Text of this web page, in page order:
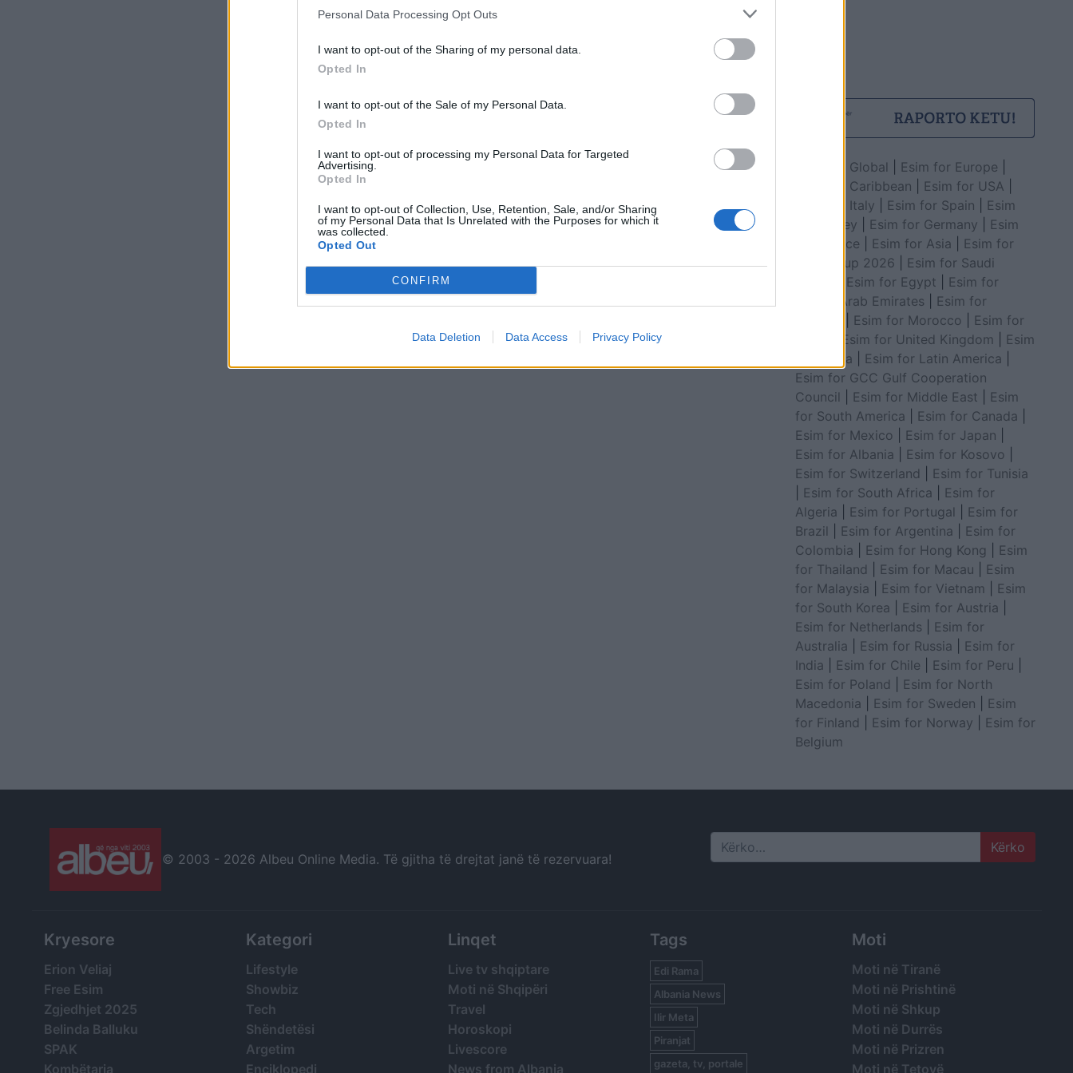
Personal Data Processing Opt Outs
I want to opt-out of the Sharing of my personal data.
Opted In
I want to opt-out of the Sale of my Personal Data.
Opted In
I want to opt-out of processing my Personal Data for Targeted
Advertising.
Opted In
I want to opt-out of Collection, Use, Retention, Sale, and/or Sharing
of my Personal Data that Is Unrelated with the Purposes for which it
was collected.
Opted Out
CONFIRM
Data Deletion Data Access Privacy Policy
Esim for Global Esim for Europe
Esim for Caribbean
Esim for USA
Esim for Italy
Esim for Spain
Esim
for Turkey
Esim for Germany
Esim
for Greece
Esim for Asia
Esim for
World Cup 2026
Esim for Saudi
Esim for Egypt
Esim for
United Arab Emirates
Esim for
Esim for Morocco
Esim for
Esim for United Kingdom
Esim
for Africa
Esim for Latin America
Esim for GCC Gulf Cooperation
Council
Esim for Middle East
Esim
for South America
Esim for Canada
Esim for Mexico
Esim for Japan
Esim for Albania
Esim for Kosovo
Esim for Switzerland
Esim for Tunisia
Esim for South Africa
Esim for
Algeria
Esim for Portugal
Esim for
Brazil
Esim for Argentina
Esim for
Colombia
Esim for Hong Kong
Esim
for Thailand
Esim for Macau
Esim
for Malaysia
Esim for Vietnam
Esim
for South Korea
Esim for Austria
Esim for Netherlands
Esim for
Australia
Esim for Russia
Esim for
India
Esim for Chile Esim for Peru
Esim for Poland
Esim for North
Macedonia
Esim for Sweden
Esim
for Finland
Esim for Norway
Esim for
Belgium
© 2003 - 2026 Albeu Online Media. Të gjitha të drejtat janë të rezervuara! Search
Kryesore
Erion Veliaj
Free Esim
Zgjedhjet 2025
Belinda Balluku
SPAK
Kombëtarja
Kategori
Lifestyle
Showbiz
Tech
Shëndetësi
Argetim
Enciklopedi
Linqet
Live tv shqiptare
Moti në Shqipëri
Travel
Horoskopi
Livescore
News from Albania
Tags
Edi Rama
Albania News
Ilir Meta
Piranjat
gazeta, tv, portale
Moti
Moti në Tiranë
Moti në Prishtinë
Moti në Shkup
Moti në Durrës
Moti në Prizren
Moti në Tetovë